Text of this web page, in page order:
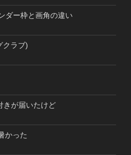
ダー枠と画角の違い
クラブ)
きが届いたけど
かった